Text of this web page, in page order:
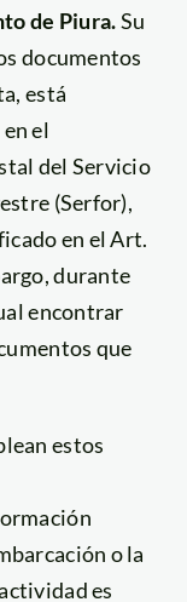
de Piura.Su
documentos
está
el
del Servicio
(Serfor),
en el Art.
durante
encontrar
que
estos
o la
es